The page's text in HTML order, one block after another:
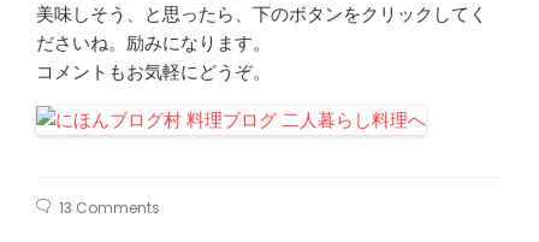
美味しそう、と思ったら、下のボタンをクリックしてく
ださいね。励みになります。
コメントもお気軽にどうぞ。
13 Comments